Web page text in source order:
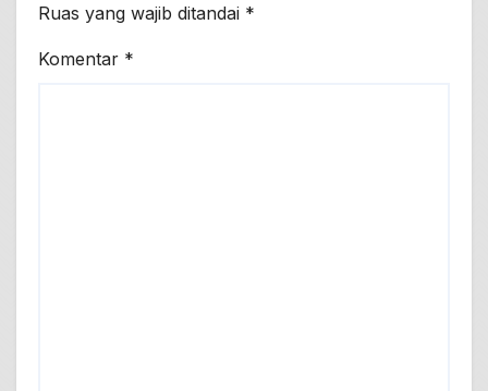
Ruas yang wajib ditandai *
Komentar *